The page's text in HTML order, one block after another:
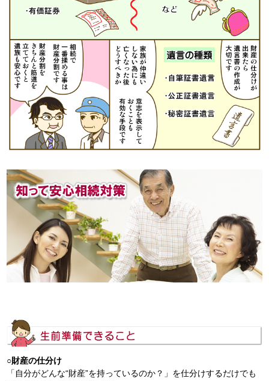
○財産の仕分け
「自分がどんな“財産”を持っているのか？」を仕分けするだけでも